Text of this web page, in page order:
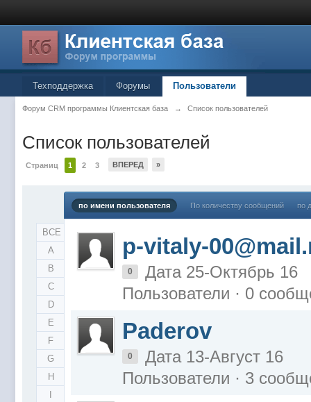
Техподдержка Форумы Пользователи
Форум CRM программы Клиентская база → Список пользователей
Список пользователей
Страниц 1 2 3 ВПЕРЕД »
ВСЕ
A
B
C
D
E
F
G
H
по имени пользователя По количеству сообщений по
p-vitaly-
0
Дата 25-Октябрь 16
Пользователи · 0
Paderov
0
Дата 13-Август 16
Пользователи · 3